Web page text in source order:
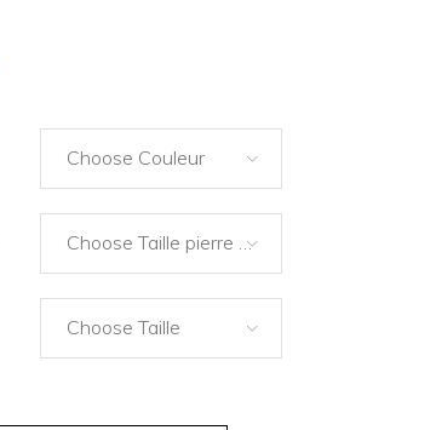
Choose Couleur
Choose Taille pierre en carats
Choose Taille